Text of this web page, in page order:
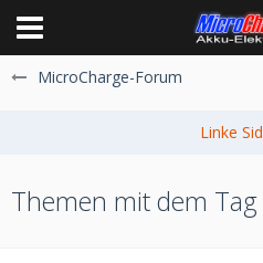
MicroCharge-Forum
Themen mit dem Tag